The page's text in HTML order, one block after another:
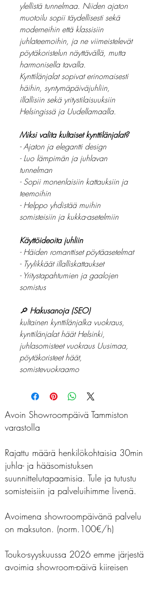
ylellistä tunnelmaa. Niiden ajaton
muotoilu sopii täydellisesti sekä
moderneihin että klassisiin
juhlateemoihin, ja ne viimeistelevät
pöytäkoristelun näyttävällä, mutta
harmonisella tavalla.
Kynttilänjalat sopivat erinomaisesti
häihin, syntymäpäiväjuhliin,
illallisiin sekä yritystilaisuuksiin
Helsingissä ja Uudellamaalla.
Miksi valita kultaiset kynttilänjalat?
- Ajaton ja elegantti design
- Luo lämpimän ja juhlavan
tunnelman
- Sopii monenlaisiin kattauksiin ja
teemoihin
- Helppo yhdistää muihin
somisteisiin ja kukka-asetelmiin
Käyttöideoita juhliin
- Häiden romanttiset pöytäasetelmat
- Tyylikkäät illalliskattaukset
- Yritystapahtumien ja gaalojen
somistus
🔎 Hakusanoja (SEO)
kultainen kynttilänjalka vuokraus,
kynttilänjalat häät Helsinki,
juhlasomisteet vuokraus Uusimaa,
pöytäkoristeet häät,
somistevuokraamo
Avoin Showroompäivä Tammiston
varastolla
Rajattu määrä henkilökohtaisia 30min
juhla- ja hääsomistuksen
suunnittelutapaamisia. Tule ja tutustu
somisteisiin ja palveluihimme livenä.
Avoimena showroompäivänä palvelu
on maksuton. (norm.100€/h)
Touko-syyskuussa 2026 emme järjestä
avoimia showroom-päivä kiireisen